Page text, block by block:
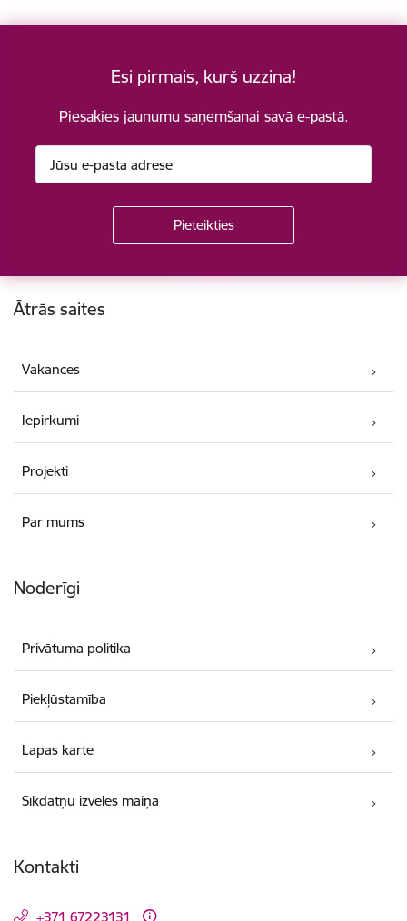
Esi pirmais, kurš uzzina!
Piesakies jaunumu saņemšanai savā e-pastā.
Kājene
Ātrās saites
Vakances
Iepirkumi
Projekti
Par mums
Noderīgi
Privātuma politika
Piekļūstamība
Lapas karte
Sīkdatņu izvēles maiņa
Kontakti
+371 67223131